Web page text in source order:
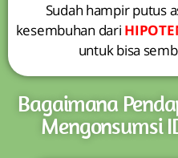
Sudah hampir putus
kesembuhan dari
untuk bisa
Bagaimana
Mengonsumsi